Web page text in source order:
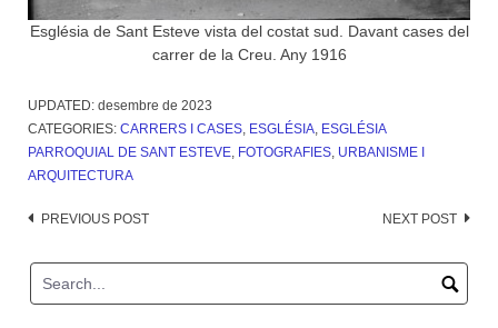
Església de Sant Esteve vista del costat sud. Davant cases del
carrer de la Creu. Any 1916
UPDATED: desembre de 2023
CATEGORIES: CARRERS I CASES ESGLÉSIA ESGLÉSIA
PARROQUIAL DE SANT ESTEVE FOTOGRAFIES URBANISME I
ARQUITECTURA
Post
PREVIOUS POST NEXT POST